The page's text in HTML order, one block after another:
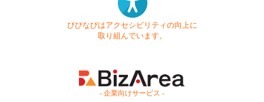
びびなびはアクセシビリティの向上に
取り組んでいます。
- 企業向けサービス -